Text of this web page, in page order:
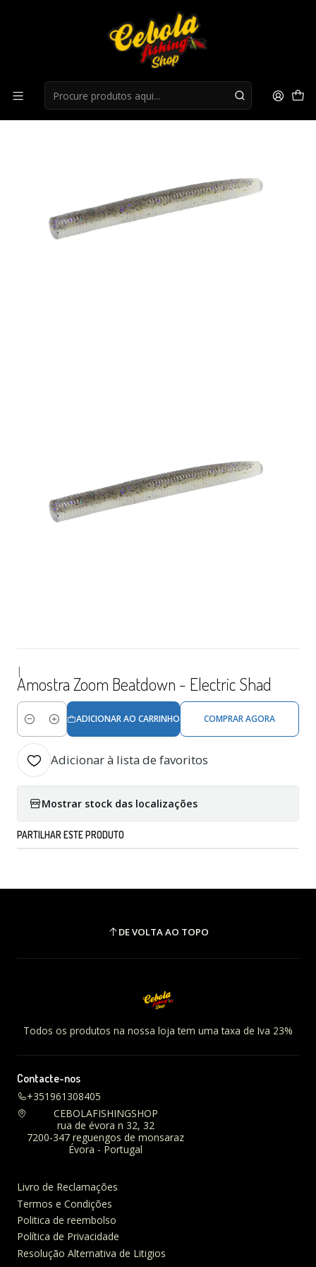
liquidação 25%
Amostra Zoom Beatdown - Electric Shad
|
Amostra Zoom Beatdown - Electric Shad
Quantidade
ADICIONAR AO CARRINHO COMPRAR AGORA
Adicionar à lista de favoritos
Mostrar stock das localizações
PARTILHAR ESTE PRODUTO
DE VOLTA AO TOPO
Todos os produtos na nossa loja tem uma taxa de Iva 23%
Contacte-nos
+351961308405
CEBOLAFISHINGSHOP
rua de évora n 32, 32
7200-347 reguengos de monsaraz
Évora - Portugal
Livro de Reclamações
Termos e Condições
Politica de reembolso
Política de Privacidade
Resolução Alternativa de Litigios